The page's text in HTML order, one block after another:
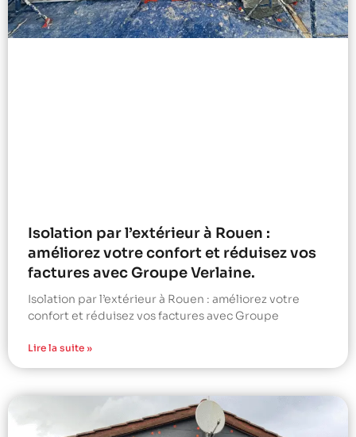
Isolation par l’extérieur à Rouen :
améliorez votre confort et réduisez vos
factures avec Groupe Verlaine.
Isolation par l’extérieur à Rouen : améliorez votre
confort et réduisez vos factures avec Groupe
Lire la suite »